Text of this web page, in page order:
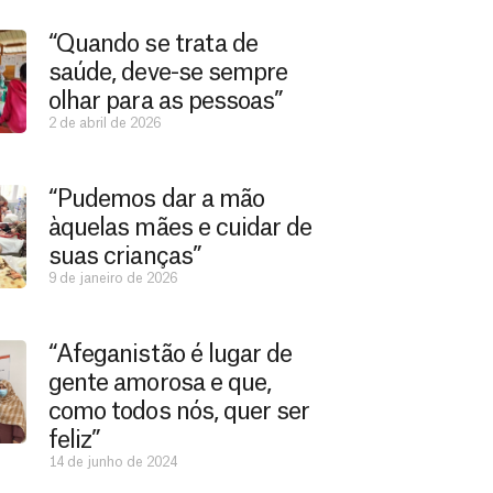
“Quando se trata de
saúde, deve-se sempre
olhar para as pessoas”
2 de abril de 2026
“Pudemos dar a mão
àquelas mães e cuidar de
suas crianças”
9 de janeiro de 2026
“Afeganistão é lugar de
gente amorosa e que,
como todos nós, quer ser
feliz”
14 de junho de 2024